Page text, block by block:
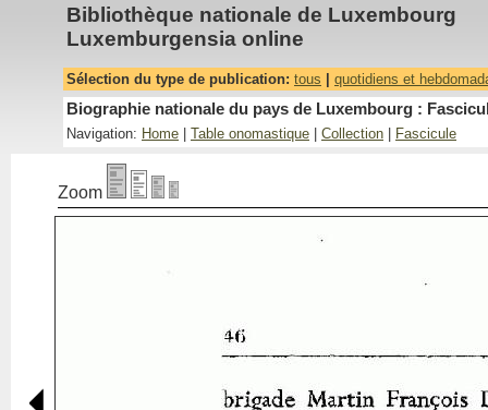
Bibliothèque nationale de Luxembourg
Luxemburgensia online
Sélection du type de publication: tous quotidiens et
Biographie nationale du pays de Luxembourg :
Navigation: Home Table onomastique Collection Fascicule
Zoom